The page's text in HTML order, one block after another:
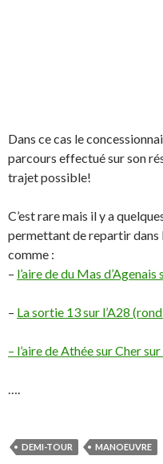
Dans ce cas le
parcours effectué sur son
trajet possible!
C’est rare mais il y a
permettant de repartir dans
comme :
– l’aire de du Mas d’Agenais
– La sortie 13 sur l’A28
– l’aire de Athée sur Cher sur
….
DEMI-TOUR MANOEUVRE